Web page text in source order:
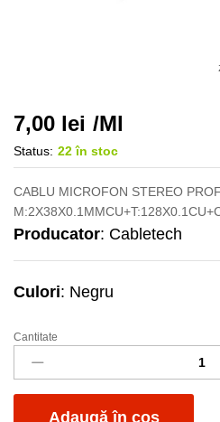
7,00 lei /Ml
Status: 22 în stoc
CABLU MICROFON STEREO
Producator: Cabletech
Culori: Negru
Cablu
micr
st
6.2mm
Cantitate
Adaugă în coș